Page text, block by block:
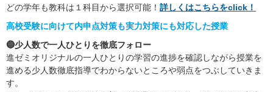
どの学年も教科は１科目から選択可能！ 詳しくはこちらをclick！
高校受験に向けて内申点対策も実力対策にも対応した授業
🔵少人数で一人ひとりを徹底フォロー
進ゼミオリジナルの一人ひとりの学習の進捗を確認しながら授業を
進める少人数徹底指導でわからないところや弱点をつぶしていきま
す。